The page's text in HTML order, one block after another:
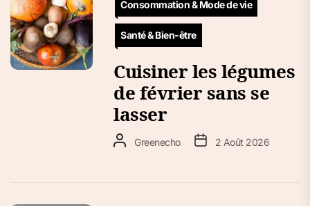
Consommation & Mode de vie
Santé & Bien-être
Cuisiner les légumes
de février sans se
lasser
Greenecho 2 Août 2026